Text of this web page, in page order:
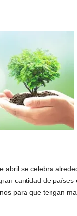
abril se celebra
cantidad de
para que tengan